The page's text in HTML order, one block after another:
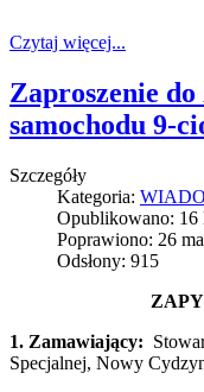
Czytaj więcej...
Zaproszenie
samochodu 9-
Szczegóły
Kategoria:
Opublikowano: 16
Poprawiono: 26
Odsłony: 915
1. Zamawiający:
Specjalnej, Nowy